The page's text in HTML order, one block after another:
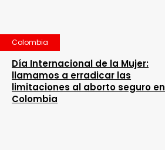
Colombia
Día Internacional de la Mujer:
llamamos a erradicar las
limitaciones al aborto seguro en
Colombia